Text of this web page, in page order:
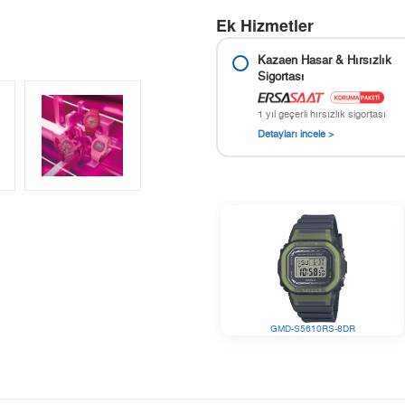
Ek Hizmetler
Kazaen Hasar & Hırsızlık
Sigortası
1 yıl geçerli hırsızlık sigortası
Detayları incele >
GMD-S5610RS-8DR